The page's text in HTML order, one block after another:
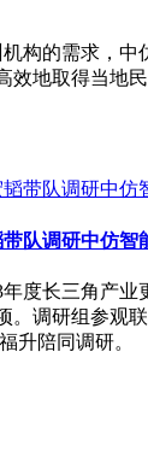
构的需求，
地取得当
队调研中仿智
度长三角产
调研组参
升陪同调研。